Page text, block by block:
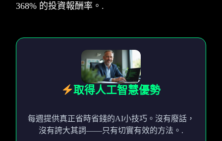
368% 的投資報酬率。.
取得人工智慧優勢
每週提供真正省時省錢的AI小技巧。沒有廢話，
沒有誇大其詞——只有切實有效的方法。.